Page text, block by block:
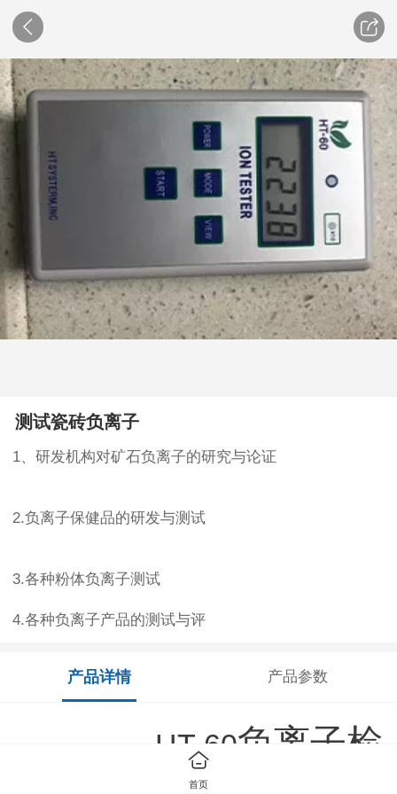
测试瓷砖负离子
1、研发机构对矿石负离子的研究与论证
2.负离子保健品的研发与测试
3.各种粉体负离子测试
4.各种负离子产品的测试与评
产品详情 产品参数
HT-60负离子检
首页